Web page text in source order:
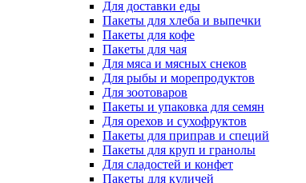
Для доставки еды
Пакеты для хлеба и выпечки
Пакеты для кофе
Пакеты для чая
Для мяса и мясных снеков
Для рыбы и морепродуктов
Для зоотоваров
Пакеты и упаковка для семян
Для орехов и сухофруктов
Пакеты для приправ и специй
Пакеты для круп и гранолы
Для сладостей и конфет
Пакеты для куличей